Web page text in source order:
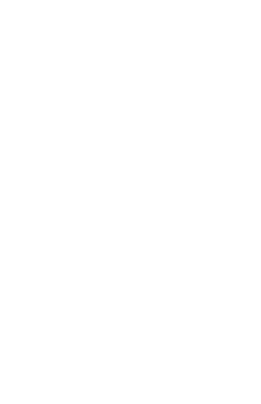
Otra de las fortalezas de
incrementa un 11% y
subvenciones dirigidas a
por la recuperación
y al tejido empresarial de la
Las cuentas
Los presupuestos del sector
euros y están integrados por
más); el Patronato de
Bomberos -que llegará a los
Residuos Sólidos Urbanos
14% más), el Consorcio del
euros) y Fundación Madeca